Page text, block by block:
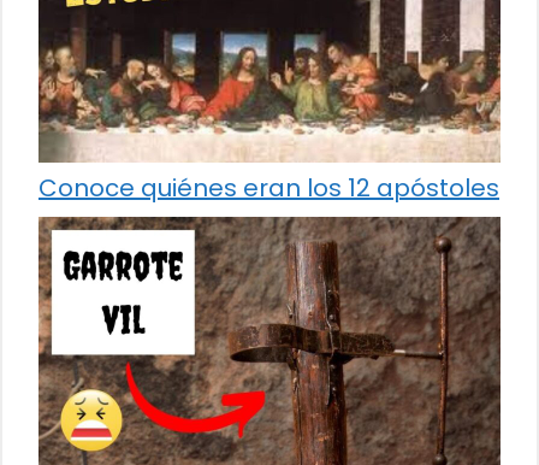
Conoce quiénes eran los 12 apóstoles